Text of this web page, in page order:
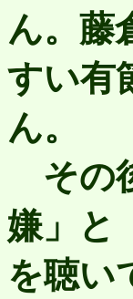
ん。藤
すい有
ん。
その
嫌」と
を聴い